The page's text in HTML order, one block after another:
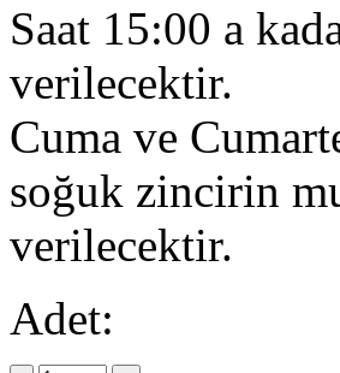
Saat 15:00 a
verilecektir.
Cuma ve
soğuk zincirin
verilecektir.
Adet: